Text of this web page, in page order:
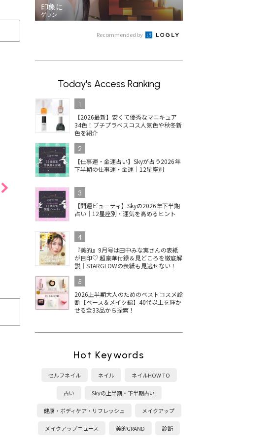
【2026最新】ネイルの人
気色38選！ベスコス受賞
色＆春の新色・限定色ま
とめ
【2026最新】アディクシ
ョンの人気ネイル5選！
ベスコス受賞色＆春新色
コスメデコルテのネイル
が最新ベスコス1位！上
THREE ネイルラッカー
の人気色は？2025秋冬限
定色・ベスコス受賞カラ
【2025最新】井田ラボラ
【2025最新】シャネルの
マニキュア ヴェルニの秋
印象に
ゲラン
Recommended by
Today's Access Ranking
1
【2026最新】安くて優秀なマニキュア
34色！プチプラベスコス人気色や秋冬新
色を紹介
2
【仕事運・金運占い】Skyが占う2026年
下半期の仕事運・金運｜12星座別
3
【開運ビューティ】Skyの2026年下半期
占い｜12星座別・運気を高めるヒント
4
『美的』9月号は田中みな実さんの表紙
が目印♡ 超豪華付録＆見どころを徹底解
説｜STARGLOWの表紙も見逃せない！
5
2026上半期大人のためのベストコスメ診
断【ベース＆メイク編】40代以上を輝か
せる全33品から探索！
Hot Keywords
セルフネイル ネイル ネイルHOW TO
占い Skyの上半期・下半期占い
健康・ボディケア・リフレッシュ メイクアップ
メイクアップニュース 美的GRAND 診断